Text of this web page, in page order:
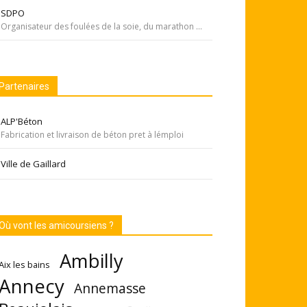
SDPO
Organisateur des foulées de la soie, du marathon de Pékin... Si courir était notre seul but, nous passerions à côté de moments inoubliables ». Depuis 1996 SDPOrganisation, spécialiste de la course aventure à vocation sportive et culturelle
Partenaires
ALP'Béton
Fabrication et livraison de béton pret à lémploi
Ville de Gaillard
vont les amicoursiens ?
les bains Ambilly
Annemasse